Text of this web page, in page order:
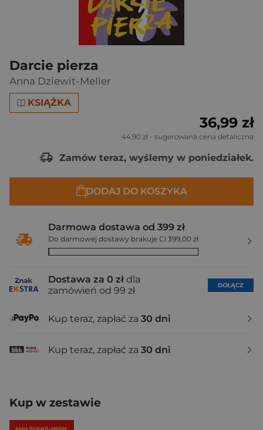
Darcie pierza
Anna Dziewit-Meller
KSIĄŻKA
36,99 zł
44,90 zł - sugerowana cena detaliczna
Zamów teraz, wyślemy w poniedziałek.
DODAJ DO KOSZYKA
Darmowa dostawa od 399 zł
Do darmowej dostawy brakuje Ci 399,00 zł
Dostawa za 0 zł dla
zamówień od 99 zł
DOŁĄCZ
Kup teraz, zapłać za 30 dni
Kup teraz, zapłać za 30 dni
Kup w zestawie